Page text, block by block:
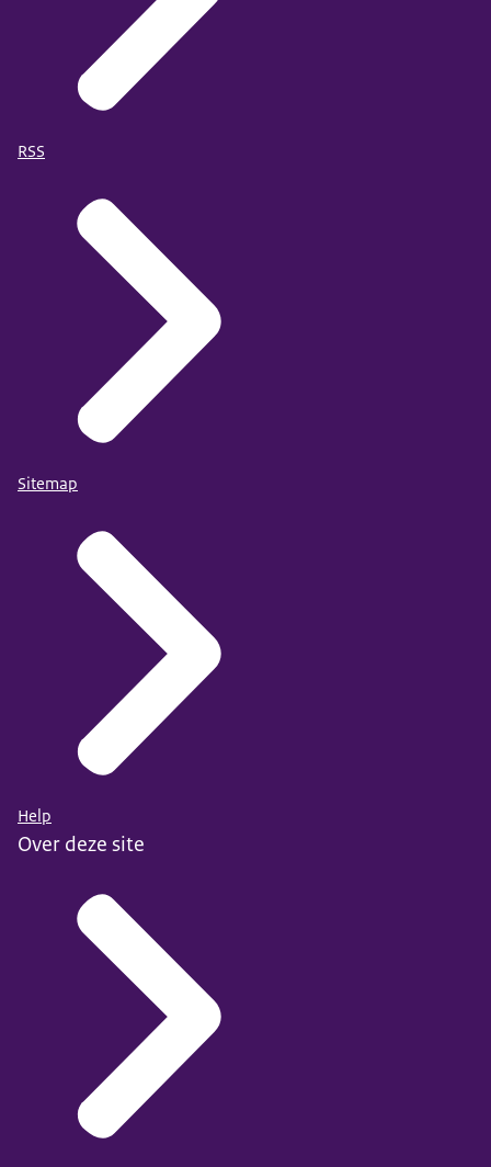
RSS
Sitemap
Help
Over deze site